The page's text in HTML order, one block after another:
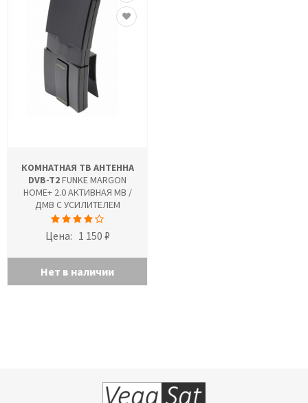
КОМНАТНАЯ ТВ АНТЕННА
DVB-T2FUNKE MARGON
HOME+ 2.0 АКТИВНАЯ МВ /
ДМВ С УСИЛИТЕЛЕМ
Цена: 1 150 ₽
Нет в наличии